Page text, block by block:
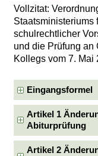
Vollzitat:
Staatsministeriums
schulrechtlicher
und die Prüfung an
Kollegs vom 7. Mai
Eingangsformel
Artikel 1
Abiturprüfung
Artikel 2